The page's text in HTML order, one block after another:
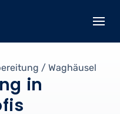
/ Waghäusel
in